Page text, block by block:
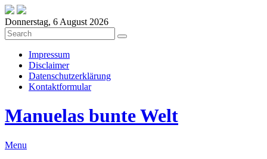
Donnerstag, 6 August 2026
Impressum
Disclaimer
Datenschutzerklärung
Kontaktformular
Manuelas bunte Welt
Menu